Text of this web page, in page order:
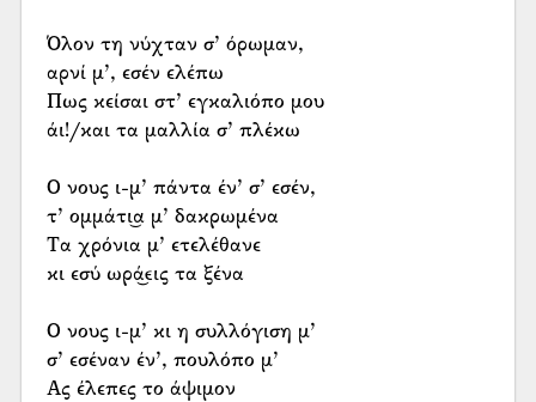
Όλον τη νύχταν σ’ όρωμαν,
αρνί μ’, εσέν ελέπω
Πως κείσαι στ’ εγκαλιόπο μου
άι!/και τα μαλλία σ’ πλέκω
Ο νους ι-μ’ πάντα έν’ σ’ εσέν,
τ’ ομμάτι͜α μ’ δακρωμένα
Τα χρόνια μ’ ετελέθανε
κι εσύ ωρά͜εις τα ξένα
Ο νους ι-μ’ κι η συλλόγιση μ’
σ’ εσέναν έν’, πουλόπο μ’
Ας έλεπες το άψιμον